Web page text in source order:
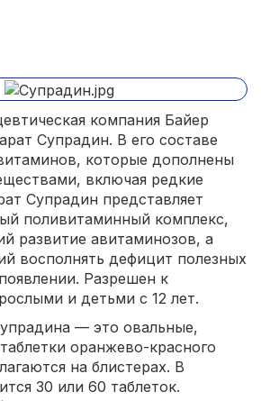
компания Байер
Супрадин. В его составе
которые дополнены
включая редкие
Супрадин представляет
поливитаминный комплекс,
развитие авитаминозов, а
восполнять дефицит полезных
Разрешен к
и детьми с 12 лет.
— это овальные,
оранжево-красного
на блистерах. В
30 или 60 таблеток.